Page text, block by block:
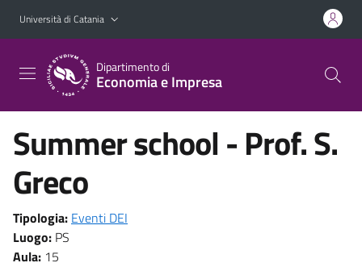
Vai al contenuto principale
Vai al menu di navigazione
Università di Catania
Dipartimento di
Economia e Impresa
Summer school - Prof. S.
Greco
Tipologia: Eventi DEI
Luogo: PS
Aula: 15